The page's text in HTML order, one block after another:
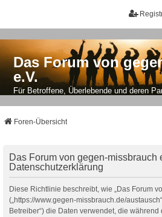
Das Forum von
e.V.
Für Betroffene, Überlebende und deren
Foren-Übersicht
Das Forum von gegen-missbrauch
Datenschutzerklärung
Diese Richtlinie beschreibt, wie „Das Forum
(„https://www.gegen-missbrauch.de/
Betreiber“) die Daten verwendet, die